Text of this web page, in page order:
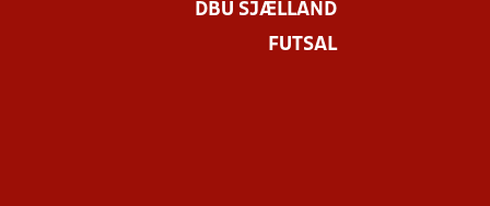
DBU SJÆLLAND
FUTSAL